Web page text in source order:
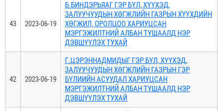
43 2023-06-19
Б.БИНДЭРЬЯАГ ГЭР БҮЛ, ХҮҮХЭД,
ЗАЛУУЧУУДЫН ХӨГЖЛИЙН ГАЗРЫН ХҮҮХДИЙН
ХӨГЖИЛ, ОРОЛЦОО ХАРИУЦСАН
МЭРГЭЖИЛТНИЙ АЛБАН ТУШААЛД НЭР
ДЭВШҮҮЛЭХ ТУХАЙ
42 2023-06-19
Г.ЦЭРЭННАДМИДЫГ ГЭР БҮЛ, ХҮҮХЭД,
ЗАЛУУЧУУДЫН ХӨГЖЛИЙН ГАЗРЫН ГЭР
БҮЛИИЙН АСУУДАЛ ХАРИУЦСАН
МЭРГЭЖИЛТНИЙ АЛБАН ТУШААЛД НЭР
ДЭВШҮҮЛЭХ ТУХАЙ